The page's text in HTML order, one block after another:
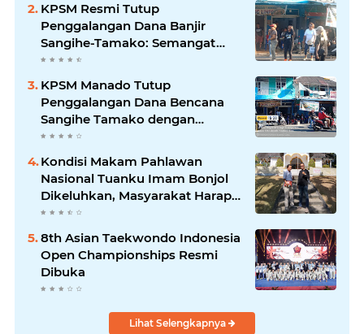
KPSM Resmi Tutup
Penggalangan Dana Banjir
Sangihe-Tamako: Semangat
Kebersamaan & Solidaritas
Tetap Terjaga
KPSM Manado Tutup
Penggalangan Dana Bencana
Sangihe Tamako dengan
Semangat Tinggi, Dihadiri
Banyak Seniman Ibu Kota
Kondisi Makam Pahlawan
Nasional Tuanku Imam Bonjol
Dikeluhkan, Masyarakat Harap
Pemerintah Segera Lakukan
Pembenahan
8th Asian Taekwondo Indonesia
Open Championships Resmi
Dibuka
Lihat Selengkapnya